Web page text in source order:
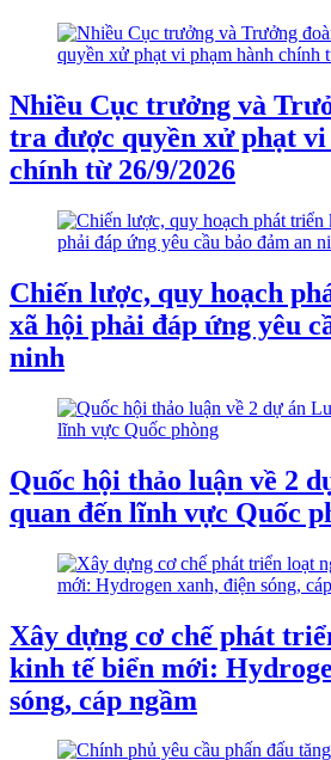
Nhiều Cục trưởng và
tra được quyền xử phạt vi
chính từ 26/9/2026
Chiến lược, quy hoạch
xã hội phải đáp ứng yêu
ninh
Quốc hội thảo luận về 2
quan đến lĩnh vực Quốc
Xây dựng cơ chế phát
kinh tế biển mới:
sóng, cáp ngầm